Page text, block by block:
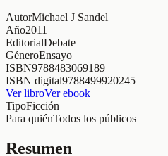
AutorMichael J Sandel
Año2011
EditorialDebate
GéneroEnsayo
ISBN9788483069189
ISBN digital9788499920245
Ver libroVer ebook
TipoFicción
Para quiénTodos los públicos
Resumen